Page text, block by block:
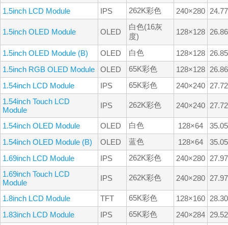
1.5inch LCD Module
IPS 262K彩色 240×280
1.5inch OLED Module OLED
白色(16灰
度)
128×128
1.5inch OLED Module (B) OLED 白色 128×128
1.5inch RGB OLED Module
OLED 65K彩色 128×128
1.54inch LCD Module
IPS 65K彩色 240×240
1.54inch Touch LCD
Module
IPS 262K彩色 240×240
1.54inch OLED Module OLED 白色 128×64
1.54inch OLED Module (B)
OLED 蓝色 128×64
1.69inch LCD Module
IPS 262K彩色 240×280
1.69inch Touch LCD
Module
IPS 262K彩色 240×280
1.8inch LCD Module TFT 65K彩色 128×160
1.83inch LCD Module
IPS 65K彩色 240×284